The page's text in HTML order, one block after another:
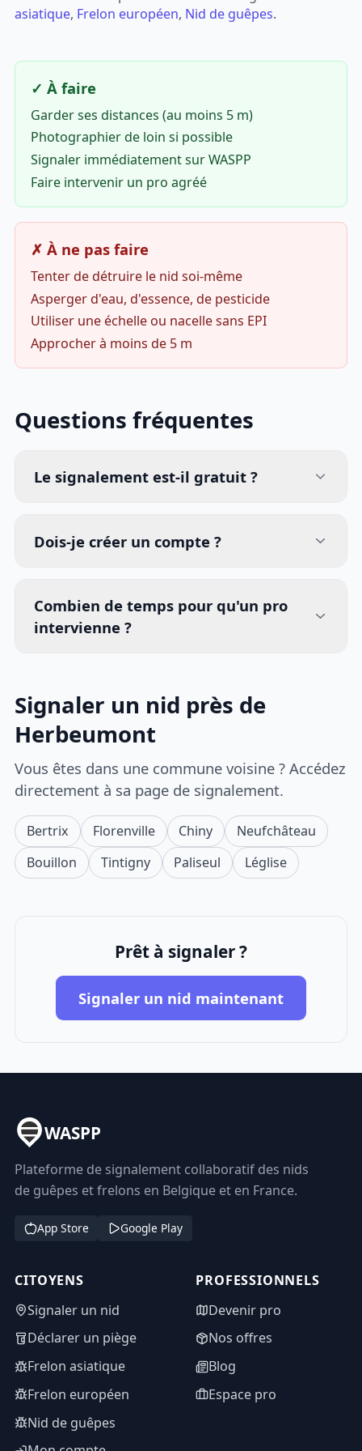
asiatique, Frelon européen, Nid de guêpes.
✓ À faire
Garder ses distances (au moins 5 m)
Photographier de loin si possible
Signaler immédiatement sur WASPP
Faire intervenir un pro agréé
✗ À ne pas faire
Tenter de détruire le nid soi-même
Asperger d'eau, d'essence, de pesticide
Utiliser une échelle ou nacelle sans EPI
Approcher à moins de 5 m
Questions fréquentes
Le signalement est-il gratuit ?
Dois-je créer un compte ?
Combien de temps pour qu'un pro
intervienne ?
Signaler un nid près de
Herbeumont
Vous êtes dans une commune voisine ? Accédez
directement à sa page de signalement.
Bertrix Florenville Chiny
Neufchâteau
Bouillon
Tintigny Paliseul Léglise
Prêt à signaler ?
Signaler un nid maintenant
WASPP
Plateforme de signalement collaboratif des nids
de guêpes et frelons en Belgique et en France.
App Store Google Play
CITOYENS
Signaler un nid
Déclarer un piège
Frelon asiatique
Frelon européen
Nid de guêpes
PROFESSIONNELS
Devenir pro
Nos offres
Blog
Espace pro